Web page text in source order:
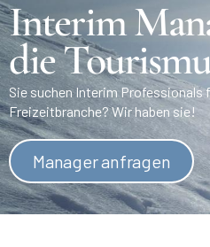
Interim
die
Sie suchen Interim Professionals
Freizeitbranche? Wir haben sie!
Manager anfragen